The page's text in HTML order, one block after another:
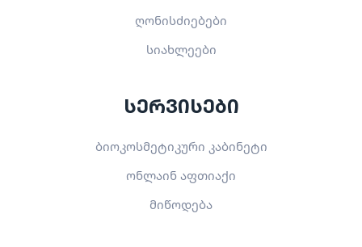
ღონისძიებები
სიახლეები
სერვისები
ბიოკოსმეტიკური კაბინეტი
ონლაინ აფთიაქი
მიწოდება